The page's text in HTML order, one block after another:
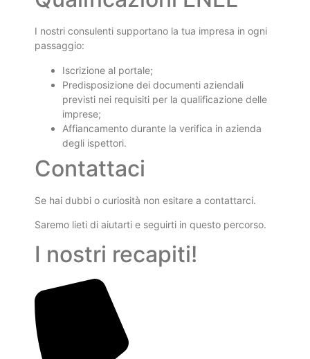
I nostri consulenti supportano la tua impresa in ogni
passaggio:
Iscrizione al portale;
Predisposizione dei documenti aziendali
previsti nei requisiti per la qualificazione delle
imprese;
Affiancamento durante la verifica in azienda
degli ispettori.
Contattaci
Se hai dubbi o curiosità non esitare a contattarci.
Saremo lieti di aiutarti e seguirti in questo percorso.
I nostri recapiti!